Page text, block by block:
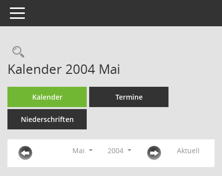
Toggle navigation
Rechercheauswahl
Kalender 2004 Mai
Kalender Termine
Niederschriften
Mai 2004 Aktuell